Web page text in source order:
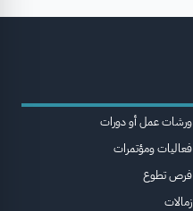
ورشات عمل أو دورات
فعاليات ومؤتمرات
فرص تطوع
زمالات